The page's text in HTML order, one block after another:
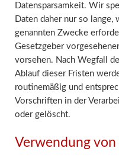
Datensparsamkeit. Wir
Daten daher nur so lange,
genannten Zwecke
Gesetzgeber
vorsehen. Nach Wegfall
Ablauf dieser Fristen
routinemäßig und
Vorschriften in der
oder gelöscht.
Verwendung von